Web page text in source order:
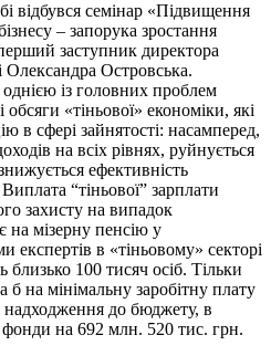
відбувся семінар «Підвищення
– запорука зростання
заступник директора
Олександра Островська.
із головних проблем
«тіньової» економіки, які
в сфері зайнятості: насамперед,
на всіх рівнях, руйнується
ефективність
“тіньової” зарплати
захисту на випадок
на мізерну пенсію у
експертів в «тіньовому» секторі
близько 100 тисяч осіб. Тільки
б на мінімальну заробітну плату
надходження до бюджету, в
фонди на 692 млн. 520 тис. грн.